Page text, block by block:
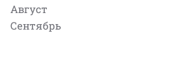
Август
Сентябрь